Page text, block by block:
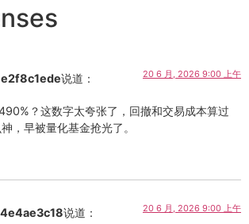
说道： 20 6 月, 2026 9:00 上午
？这数字太夸张了，回撤和交易成本算过
，早被量化基金抢光了。
说道： 20 6 月, 2026 9:00 上午